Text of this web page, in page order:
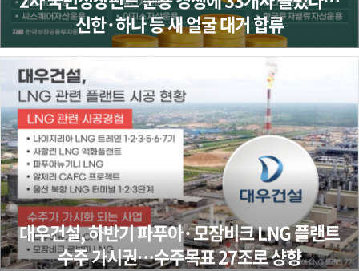
신한·하나 등 새 얼굴 대거 합류
대우건설, 하반기 파푸아·모잠비크 LNG 플랜트
수주 가시권…수주목표 27조로 샹향